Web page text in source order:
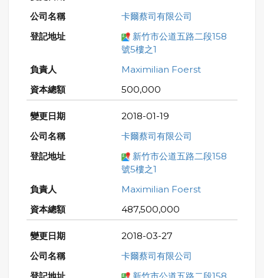
卡爾蔡司有限公司
新竹市公道五路二段158
號5樓之1
Maximilian Foerst
500,000
2018-01-19
卡爾蔡司有限公司
新竹市公道五路二段158
號5樓之1
Maximilian Foerst
487,500,000
2018-03-27
卡爾蔡司有限公司